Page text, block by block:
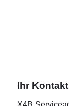
Ihr Kontakt